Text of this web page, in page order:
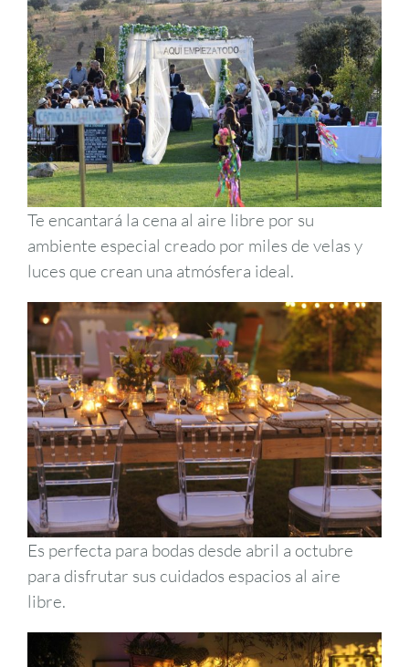
Te encantará la cena al aire libre por su
ambiente especial creado por miles de velas y
luces que crean una atmósfera ideal.
Es perfecta para bodas desde abril a octubre
para disfrutar sus cuidados espacios al aire
libre.